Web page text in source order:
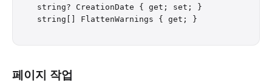
string? CreationDate { get; set; }
페이지 작업